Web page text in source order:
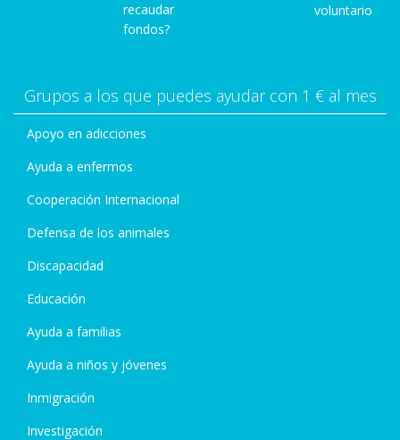
recaudar
fondos?
voluntario
Grupos a los que puedes ayudar con 1 € al mes
Apoyo en adicciones
Ayuda a enfermos
Cooperación Internacional
Defensa de los animales
Discapacidad
Educación
Ayuda a familias
Ayuda a niños y jóvenes
Inmigración
Investigación